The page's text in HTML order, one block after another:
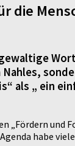
als „ ein
„Fördern und
habe